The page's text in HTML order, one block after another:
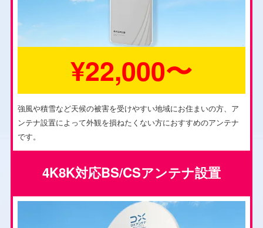
¥22,000〜
強風や積雪など天候の被害を受けやすい地域にお住まいの方、ア
ンテナ設置によって外観を損ねたくない方におすすめのアンテナ
です。
4K8K対応BS/CSアンテナ設置